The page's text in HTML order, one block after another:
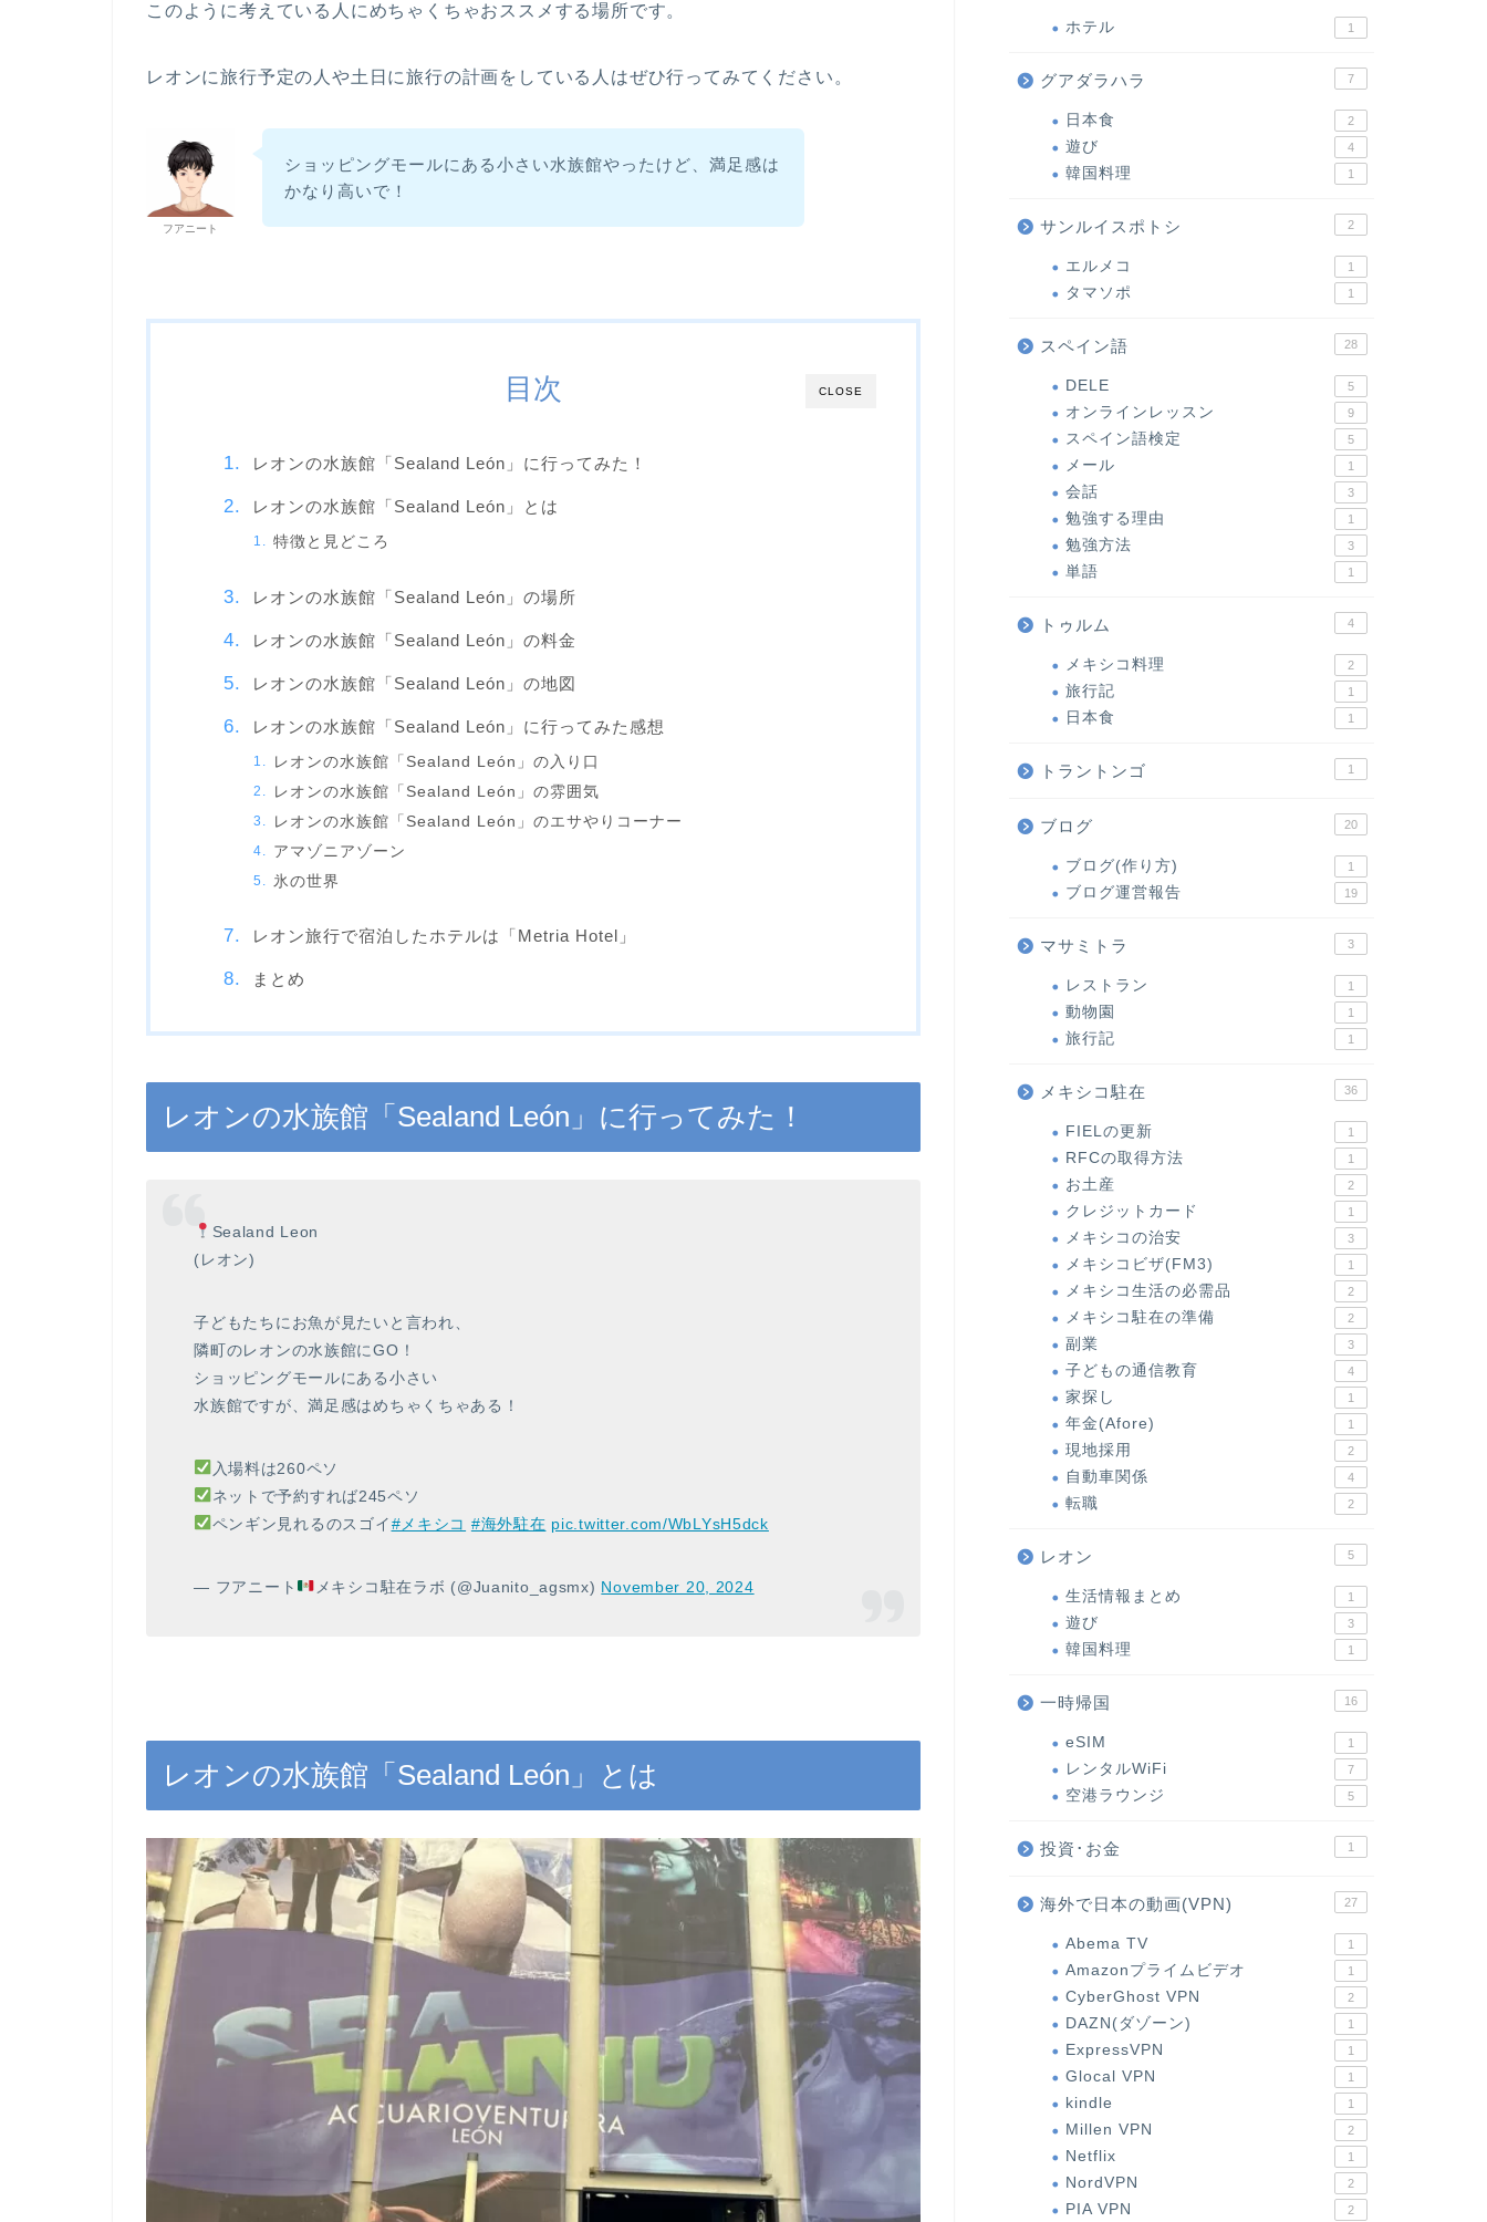
このように考えている人にめちゃくちゃおススメする場所です。
レオンに旅行予定の人や土日に旅行の計画をしている人はぜひ行ってみてください。
フアニート
ショッピングモールにある小さい水族館やったけど、満足感は
かなり高いで！
CLOSE
目次
レオンの水族館「Sealand León」に行ってみた！
レオンの水族館「Sealand León」とは
特徴と見どころ
レオンの水族館「Sealand León」の場所
レオンの水族館「Sealand León」の料金
レオンの水族館「Sealand León」の地図
レオンの水族館「Sealand León」に行ってみた感想
レオンの水族館「Sealand León」の入り口
レオンの水族館「Sealand León」の雰囲気
レオンの水族館「Sealand León」のエサやりコーナー
アマゾニアゾーン
氷の世界
レオン旅行で宿泊したホテルは「Metria Hotel」
まとめ
レオンの水族館「Sealand León」に行ってみた！
Sealand Leon
(レオン)
子どもたちにお魚が見たいと言われ、
隣町のレオンの水族館にGO！
ショッピングモールにある小さい
水族館ですが、満足感はめちゃくちゃある！
入場料は260ペソ
ネットで予約すれば245ペソ
ペンギン見れるのスゴイ#メキシコ #海外駐在 pic.twitter.com/WbLYsH5dck
— フアニート メキシコ駐在ラボ (@Juanito_agsmx) November 20, 2024
レオンの水族館「Sealand León」とは
ホテル 1
グアダラハラ 7
日本食 2
遊び 4
韓国料理 1
サンルイスポトシ 2
エルメコ 1
タマソポ 1
スペイン語 28
DELE 5
オンラインレッスン 9
スペイン語検定 5
メール 1
会話 3
勉強する理由 1
勉強方法 3
単語 1
トゥルム 4
メキシコ料理 2
旅行記 1
日本食 1
トラントンゴ 1
ブログ 20
ブログ(作り方) 1
ブログ運営報告 19
マサミトラ 3
レストラン 1
動物園 1
旅行記 1
メキシコ駐在 36
FIELの更新 1
RFCの取得方法 1
お土産 2
クレジットカード 1
メキシコの治安 3
メキシコビザ(FM3) 1
メキシコ生活の必需品 2
メキシコ駐在の準備 2
副業 3
子どもの通信教育 4
家探し 1
年金(Afore) 1
現地採用 2
自動車関係 4
転職 2
レオン 5
生活情報まとめ 1
遊び 3
韓国料理 1
一時帰国 16
eSIM 1
レンタルWiFi 7
空港ラウンジ 5
投資･お金 1
海外で日本の動画(VPN) 27
Abema TV 1
Amazonプライムビデオ 1
CyberGhost VPN 2
DAZN(ダゾーン) 1
ExpressVPN 1
Glocal VPN 1
kindle 1
Millen VPN 2
Netflix 1
NordVPN 2
PIA VPN 2